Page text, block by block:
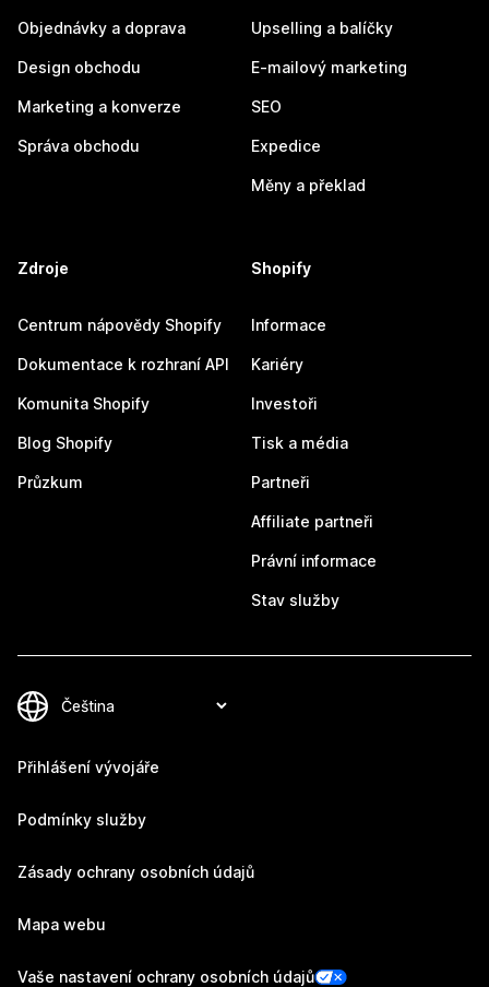
Objednávky a doprava
Design obchodu
Marketing a konverze
Správa obchodu
Upselling a balíčky
E-mailový marketing
SEO
Expedice
Měny a překlad
Zdroje
Centrum nápovědy Shopify
Dokumentace k rozhraní API
Komunita Shopify
Blog Shopify
Průzkum
Shopify
Informace
Kariéry
Investoři
Tisk a média
Partneři
Affiliate partneři
Právní informace
Stav služby
Přihlášení vývojáře
Podmínky služby
Zásady ochrany osobních údajů
Mapa webu
Vaše nastavení ochrany osobních údajů